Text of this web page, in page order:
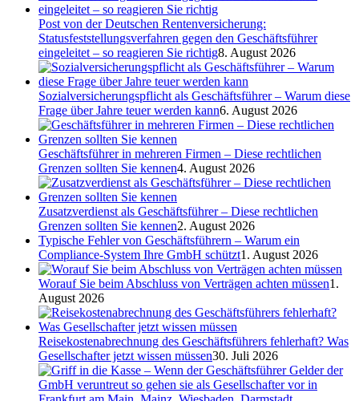
Post von der Deutschen Rentenversicherung:
Statusfeststellungsverfahren gegen den Geschäftsführer
eingeleitet – so reagieren Sie richtig8. August 2026
Sozialversicherungspflicht als Geschäftsführer – Warum diese
Frage über Jahre teuer werden kann6. August 2026
Geschäftsführer in mehreren Firmen – Diese rechtlichen
Grenzen sollten Sie kennen4. August 2026
Zusatzverdienst als Geschäftsführer – Diese rechtlichen
Grenzen sollten Sie kennen2. August 2026
Typische Fehler von Geschäftsführern – Warum ein
Compliance-System Ihre GmbH schützt1. August 2026
Worauf Sie beim Abschluss von Verträgen achten müssen1.
August 2026
Reisekostenabrechnung des Geschäftsführers fehlerhaft? Was
Gesellschafter jetzt wissen müssen30. Juli 2026